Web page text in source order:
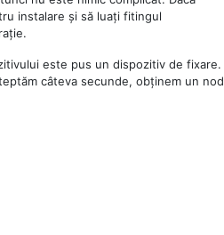
instalare și să luați fitingul
este pus un dispozitiv de fixare.
câteva secunde, obținem un nod